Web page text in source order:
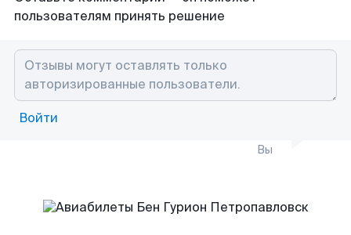
пользователям принять решение
Войти
Вы